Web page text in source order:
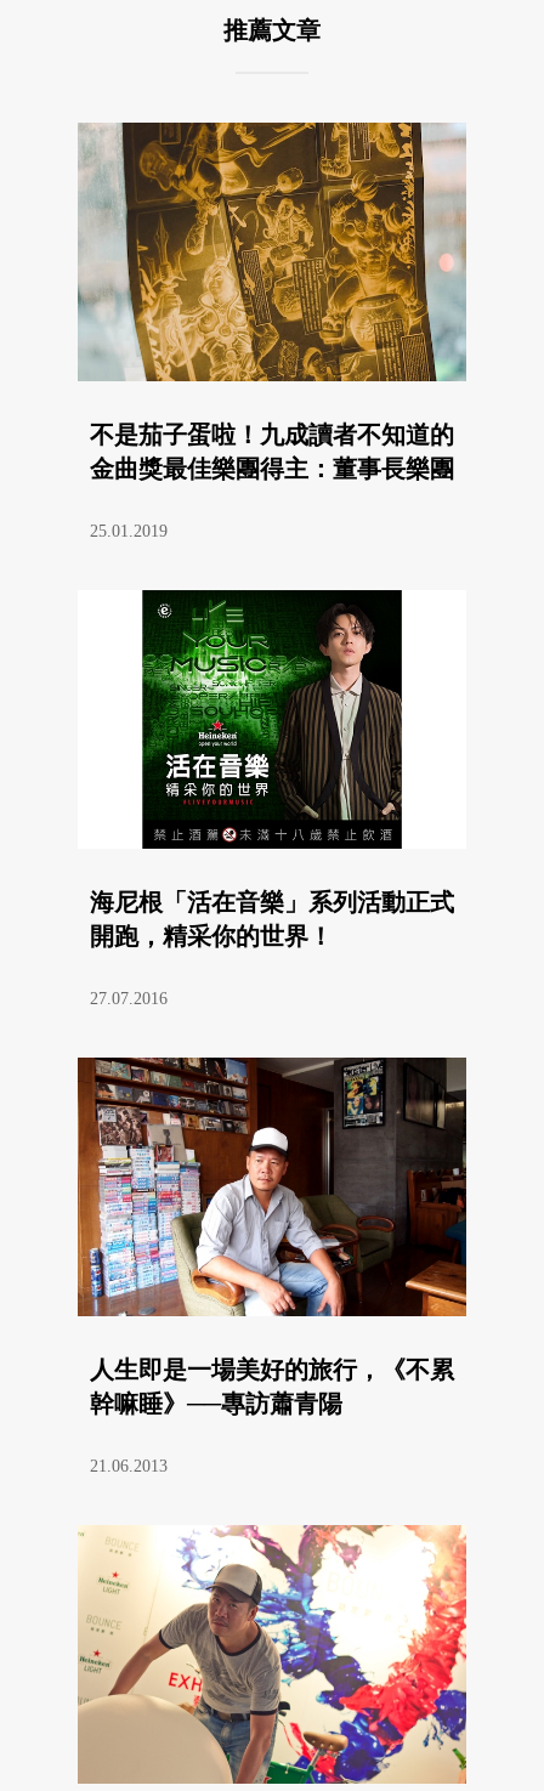
推薦文章
不是茄子蛋啦！九成讀者不知道的
金曲獎最佳樂團得主：董事長樂團
25.01.2019
海尼根「活在音樂」系列活動正式
開跑，精采你的世界！
27.07.2016
人生即是一場美好的旅行，《不累
幹嘛睡》──專訪蕭青陽
21.06.2013